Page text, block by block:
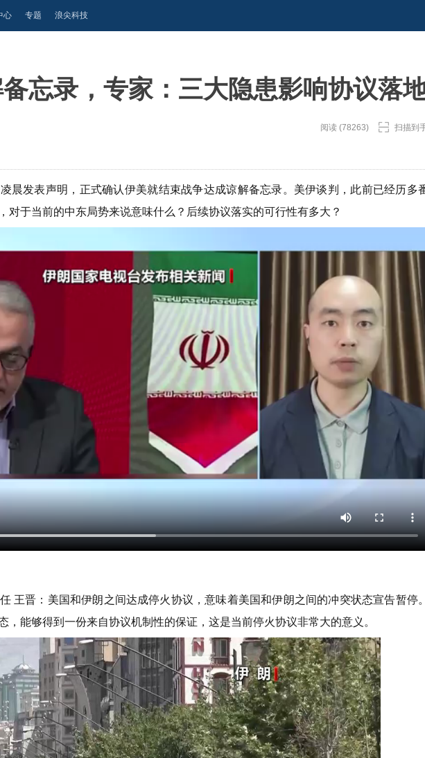
心 专题 浪尖科技
忘录，专家：三大隐患影响协议落
阅读 (78263) 扫描到
晨发表声明，正式确认伊美就结束战争达成谅解备忘录。美伊谈判，此前已经历多
对于当前的中东局势来说意味什么？后续协议落实的可行性有多大？
王晋：美国和伊朗之间达成停火协议，意味着美国和伊朗之间的冲突状态宣告暂停
，能够得到一份来自协议机制性的保证，这是当前停火协议非常大的意义。